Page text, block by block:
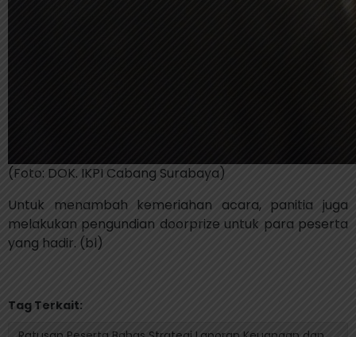
(Foto: DOK. IKPI Cabang Surabaya)
Untuk menambah kemeriahan acara, panitia juga
melakukan pengundian doorprize untuk para peserta
yang hadir. (bl)
Tag Terkait: